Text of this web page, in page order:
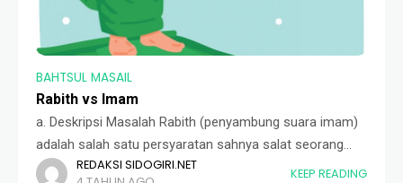
BAHTSUL MASAIL
Rabith vs Imam
a. Deskripsi Masalah Rabith (penyambung suara imam)
adalah salah satu persyaratan sahnya salat seorang
makmum yang tidak dapat melihat langsung shaf
REDAKSI SIDOGIRI.NET
KEEP READING